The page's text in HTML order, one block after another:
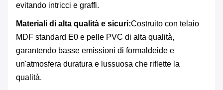
evitando intricci e graffi.
Materiali di alta qualità e sicuri:Costruito con telaio
MDF standard E0 e pelle PVC di alta qualità,
garantendo basse emissioni di formaldeide e
un'atmosfera duratura e lussuosa che riflette la
qualità.